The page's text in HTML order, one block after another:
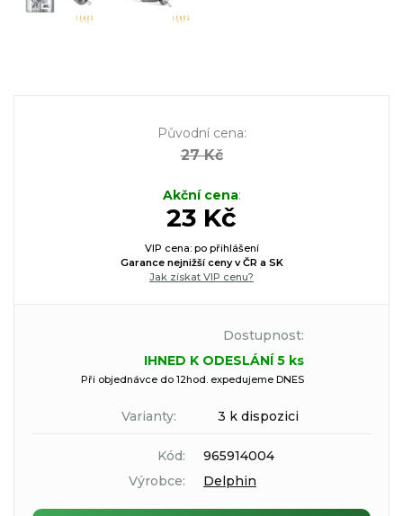
Původní cena:
27 Kč
Akční cena:
23 Kč
VIP cena: po přihlášení
Garance nejnižší ceny v ČR a SK
Jak získat VIP cenu?
Dostupnost:
IHNED K ODESLÁNÍ 5 ks
Při objednávce do 12hod. expedujeme DNES
Varianty: 3 k dispozici
Kód:
965914004
Výrobce:
Delphin